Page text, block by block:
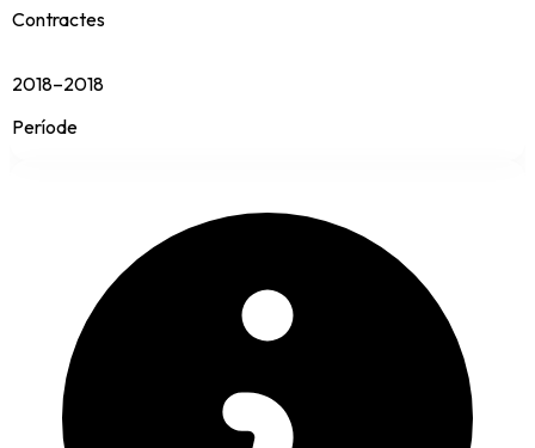
Contractes
2018–2018
Període